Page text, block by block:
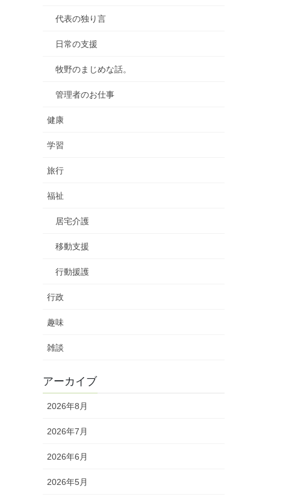
代表の独り言
日常の支援
牧野のまじめな話。
管理者のお仕事
健康
学習
旅行
福祉
居宅介護
移動支援
行動援護
行政
趣味
雑談
アーカイブ
2026年8月
2026年7月
2026年6月
2026年5月